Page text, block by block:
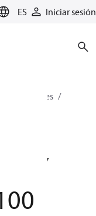
ES
Iniciar sesión
Interruptores
/